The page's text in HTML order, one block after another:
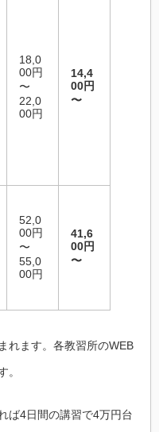
18,0
00円
〜
22,0
00円
14,4
00円
〜
52,0
00円
〜
55,0
00円
41,6
00円
〜
れます。各教習所のWEB
。
ば4日間の講習で4万円台